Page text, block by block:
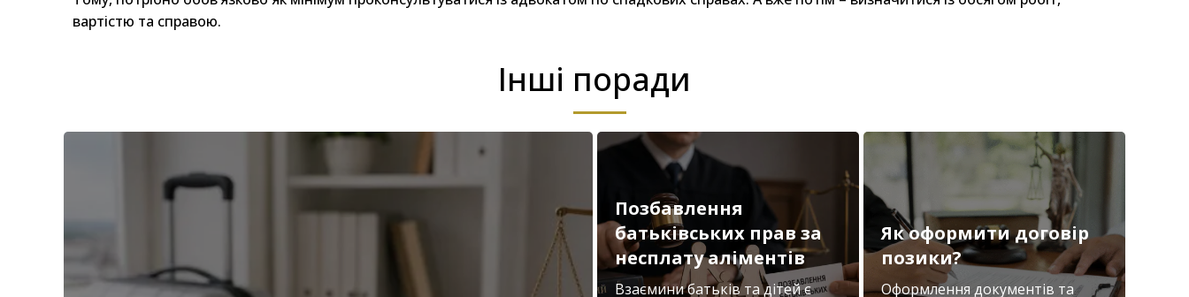
вартістю та справою.
Інші поради
Позбавлення
батьківських прав за
несплату аліментів
Взаємини батьків та дітей є
Як оформити договір
позики?
Оформлення документів та